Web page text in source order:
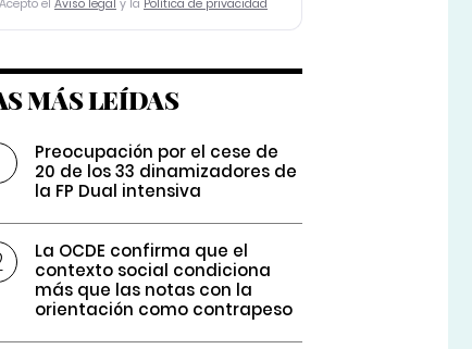
Acepto el Aviso legal y la Política de privacidad
MÁS LEÍDAS
Preocupación por el cese de
20 de los 33 dinamizadores de
la FP Dual intensiva
La OCDE confirma que el
contexto social condiciona
más que las notas con la
orientación como contrapeso